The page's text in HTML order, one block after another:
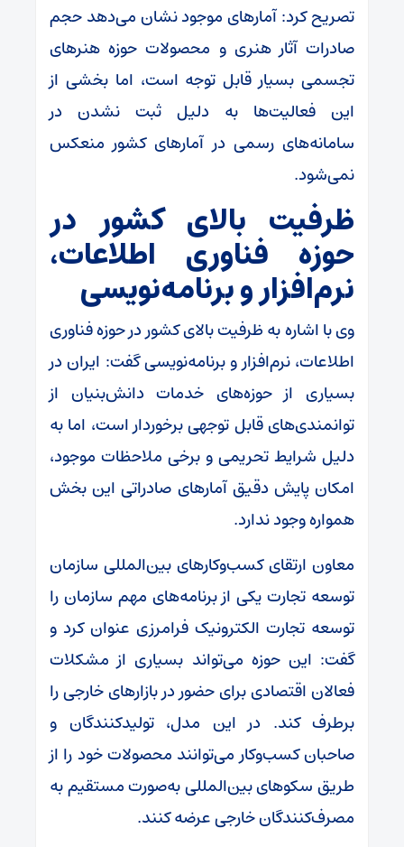
تصریح کرد: آمارهای موجود نشان می‌دهد حجم
صادرات آثار هنری و محصولات حوزه هنرهای
تجسمی بسیار قابل توجه است، اما بخشی از
این فعالیت‌ها به دلیل ثبت نشدن در
سامانه‌های رسمی در آمارهای کشور منعکس
نمی‌شود.
ظرفیت بالای کشور در
حوزه فناوری اطلاعات،
نرم‌افزار و برنامه‌نویسی
وی با اشاره به ظرفیت بالای کشور در حوزه فناوری
اطلاعات، نرم‌افزار و برنامه‌نویسی گفت: ایران در
بسیاری از حوزه‌های خدمات دانش‌بنیان از
توانمندی‌های قابل توجهی برخوردار است، اما به
دلیل شرایط تحریمی و برخی ملاحظات موجود،
امکان پایش دقیق آمارهای صادراتی این بخش
همواره وجود ندارد.
معاون ارتقای کسب‌وکارهای بین‌المللی سازمان
توسعه تجارت یکی از برنامه‌های مهم سازمان را
توسعه تجارت الکترونیک فرامرزی عنوان کرد و
گفت: این حوزه می‌تواند بسیاری از مشکلات
فعالان اقتصادی برای حضور در بازارهای خارجی را
برطرف کند. در این مدل، تولیدکنندگان و
صاحبان کسب‌وکار می‌توانند محصولات خود را از
طریق سکوهای بین‌المللی به‌صورت مستقیم به
مصرف‌کنندگان خارجی عرضه کنند.